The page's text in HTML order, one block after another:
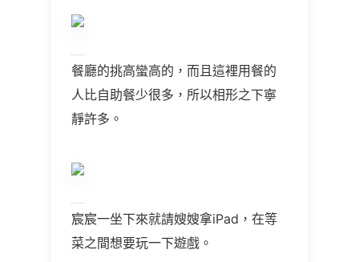
餐廳的挑高蠻高的，而且這裡用餐的
人比自助餐少很多，所以相形之下寧
靜許多。
宸宸一坐下來就請嫂嫂拿iPad ，在等
菜之間想要玩一下遊戲。